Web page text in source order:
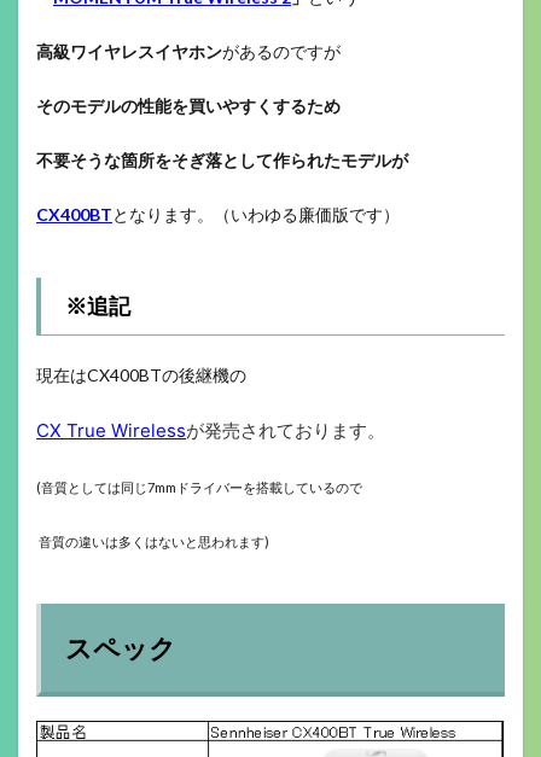
高級ワイヤレスイヤホンがあるのですが
そのモデルの性能を買いやすくするため
不要そうな箇所をそぎ落として作られたモデルが
CX400BTとなります。（いわゆる廉価版です）
※追記
現在はCX400BTの後継機の
CX True Wirelessが発売されております。
(音質としては同じ7mmドライバーを搭載しているので
音質の違いは多くはないと思われます)
スペック